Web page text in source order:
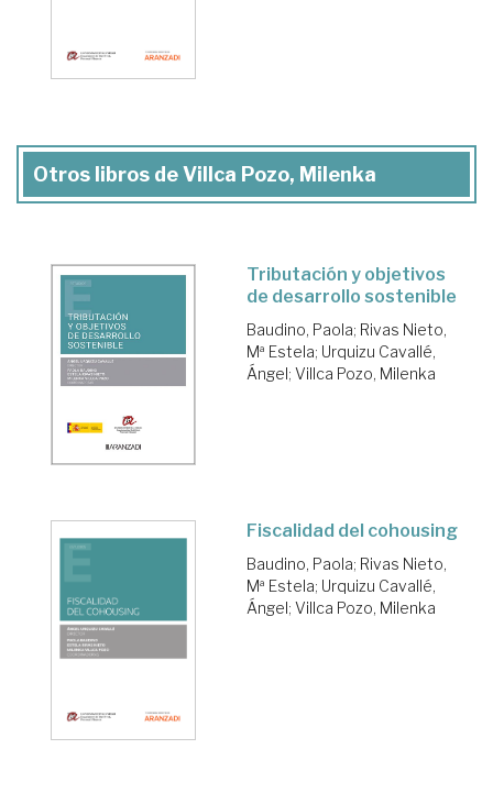
Otros libros de Villca Pozo, Milenka
Tributación y objetivos
de desarrollo sostenible
Baudino, Paola; Rivas Nieto,
Mª Estela; Urquizu Cavallé,
Ángel ; Villca Pozo, Milenka
Fiscalidad del cohousing
Baudino, Paola; Rivas Nieto,
Mª Estela; Urquizu Cavallé,
Ángel; Villca Pozo, Milenka